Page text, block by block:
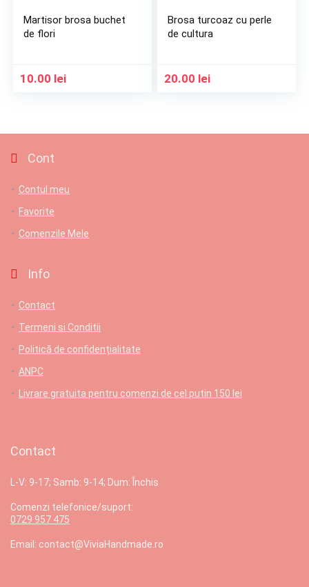
Martisor brosa buchet
de flori
10.00 lei
Brosa turcoaz cu perle
de cultura
20.00 lei
Cont
Contul meu
Favorite
Comenzile Mele
Info
Contact
Termeni si Conditii
Politică de confidențialitate
ANPC
Livrare gratuita pentru comenzi de cel putin 150 lei
Contact
L-V: 9-17; Samb: 9-14; Dum: Închis
Comenzi telefonice/suport:
0729 957 475
Email: contact@ViviaHandmade.ro